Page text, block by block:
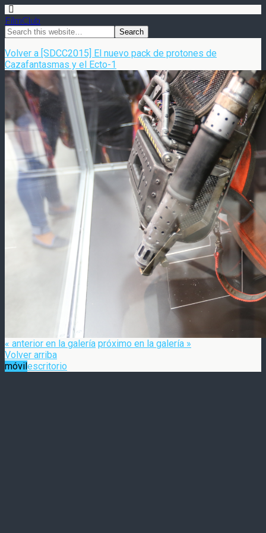
FilmClub
Volver a [SDCC2015] El nuevo pack de protones de
Cazafantasmas y el Ecto-1
« anterior en la galería próximo en la galería »
Volver arriba
móvilescritorio